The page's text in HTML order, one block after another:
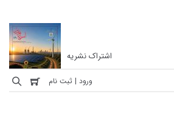
اشتراک نشریه
ورود | ثبت نام